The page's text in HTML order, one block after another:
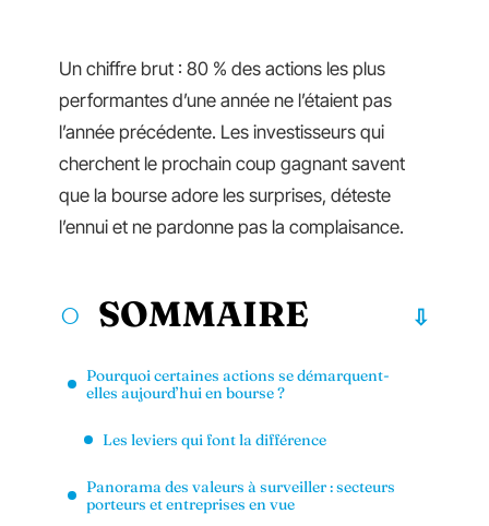
Un chiffre brut : 80 % des actions les plus
performantes d’une année ne l’étaient pas
l’année précédente. Les investisseurs qui
cherchent le prochain coup gagnant savent
que la bourse adore les surprises, déteste
l’ennui et ne pardonne pas la complaisance.
SOMMAIRE
Pourquoi certaines actions se démarquent-
elles aujourd’hui en bourse ?
Les leviers qui font la différence
Panorama des valeurs à surveiller : secteurs
porteurs et entreprises en vue